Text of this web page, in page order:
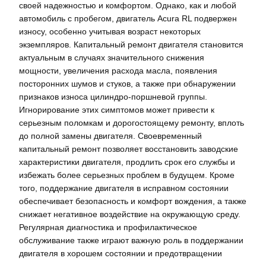
своей надежностью и комфортом. Однако, как и любой
автомобиль с пробегом, двигатель Acura RL подвержен
износу, особенно учитывая возраст некоторых
экземпляров. Капитальный ремонт двигателя становится
актуальным в случаях значительного снижения
мощности, увеличения расхода масла, появления
посторонних шумов и стуков, а также при обнаружении
признаков износа цилиндро-поршневой группы.
Игнорирование этих симптомов может привести к
серьезным поломкам и дорогостоящему ремонту, вплоть
до полной замены двигателя. Своевременный
капитальный ремонт позволяет восстановить заводские
характеристики двигателя, продлить срок его службы и
избежать более серьезных проблем в будущем. Кроме
того, поддержание двигателя в исправном состоянии
обеспечивает безопасность и комфорт вождения, а также
снижает негативное воздействие на окружающую среду.
Регулярная диагностика и профилактическое
обслуживание также играют важную роль в поддержании
двигателя в хорошем состоянии и предотвращении